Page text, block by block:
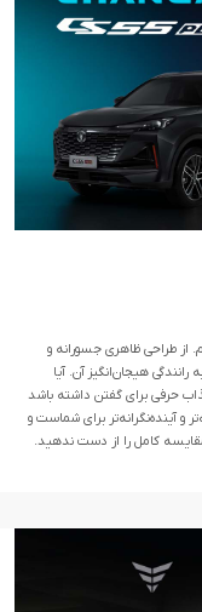
از طراحی ظاهری جسورانه و
هیجان‌انگیز آن. آیا
جذاب حرفی برای گفتن داشته باشد
و آینده‌نگرانه‌تر برای شماست و
کامل را از دست ندهید.